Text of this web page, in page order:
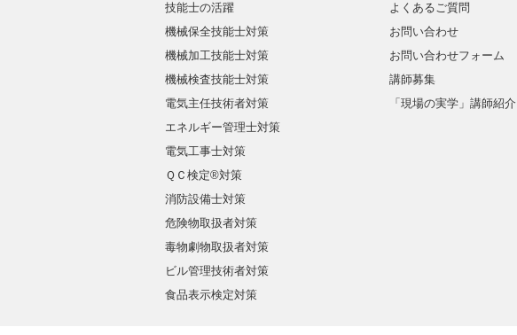
技能士の活躍
機械保全技能士対策
機械加工技能士対策
機械検査技能士対策
電気主任技術者対策
エネルギー管理士対策
電気工事士対策
ＱＣ検定®対策
消防設備士対策
危険物取扱者対策
毒物劇物取扱者対策
ビル管理技術者対策
食品表示検定対策
よくあるご質問
お問い合わせ
お問い合わせフォーム
講師募集
「現場の実学」講師紹介